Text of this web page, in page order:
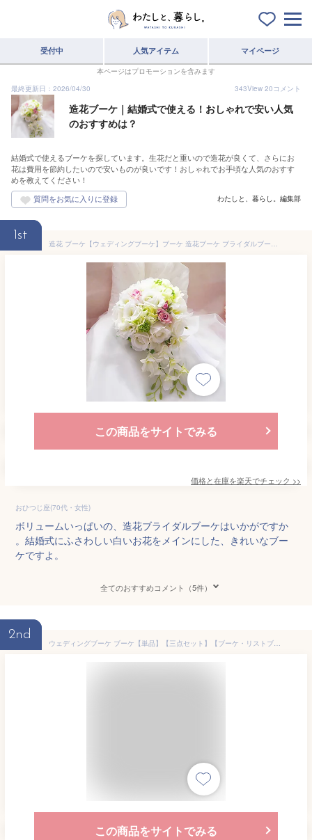
受付中 人気アイテム マイページ
本ページはプロモーションを含みます
最終更新日：2026/04/30
343View 20コメント
造花ブーケ｜結婚式で使える！おしゃれで安い人気
のおすすめは？
結婚式で使えるブーケを探しています。生花だと重いので造花が良くて、さらにお
花は費用を節約したいので安いものが良いです！おしゃれでお手頃な人気のおすす
めを教えてください！
わたしと、暮らし。編集部
1st
造花 ブーケ【ウェディングブーケ】ブーケ 造花ブーケ ブライダルブーケ ラウンドブーケ トスブーケ【flo10b】
この商品をサイトでみる
価格と在庫を楽天でチェック >>
おひつじ座(70代・女性)
ボリュームいっぱいの、造花ブライダルブーケはいかがですか
。結婚式にふさわしい白いお花をメインにした、きれいなブー
ケですよ。
全てのおすすめコメント（5件）
2nd
ウェディングブーケ ブーケ【単品】【三点セット】【ブーケ・リストブーケ・ブートニア】ウェディングブーケ 造花 ブライダルブーケ トスブーケ ブーケ3点セット ブートニア・リストブーケ コサージュ【flo71y】
この商品をサイトでみる